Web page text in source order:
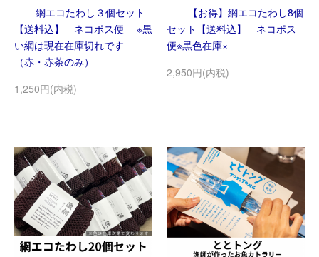
網エコたわし３個セット
【送料込】＿ネコポス便 ＿※黒
い網は現在在庫切れです
（赤・赤茶のみ）
1,250円(内税)
【お得】網エコたわし8個
セット【送料込】＿ネコポス
便※黒色在庫×
2,950円(内税)